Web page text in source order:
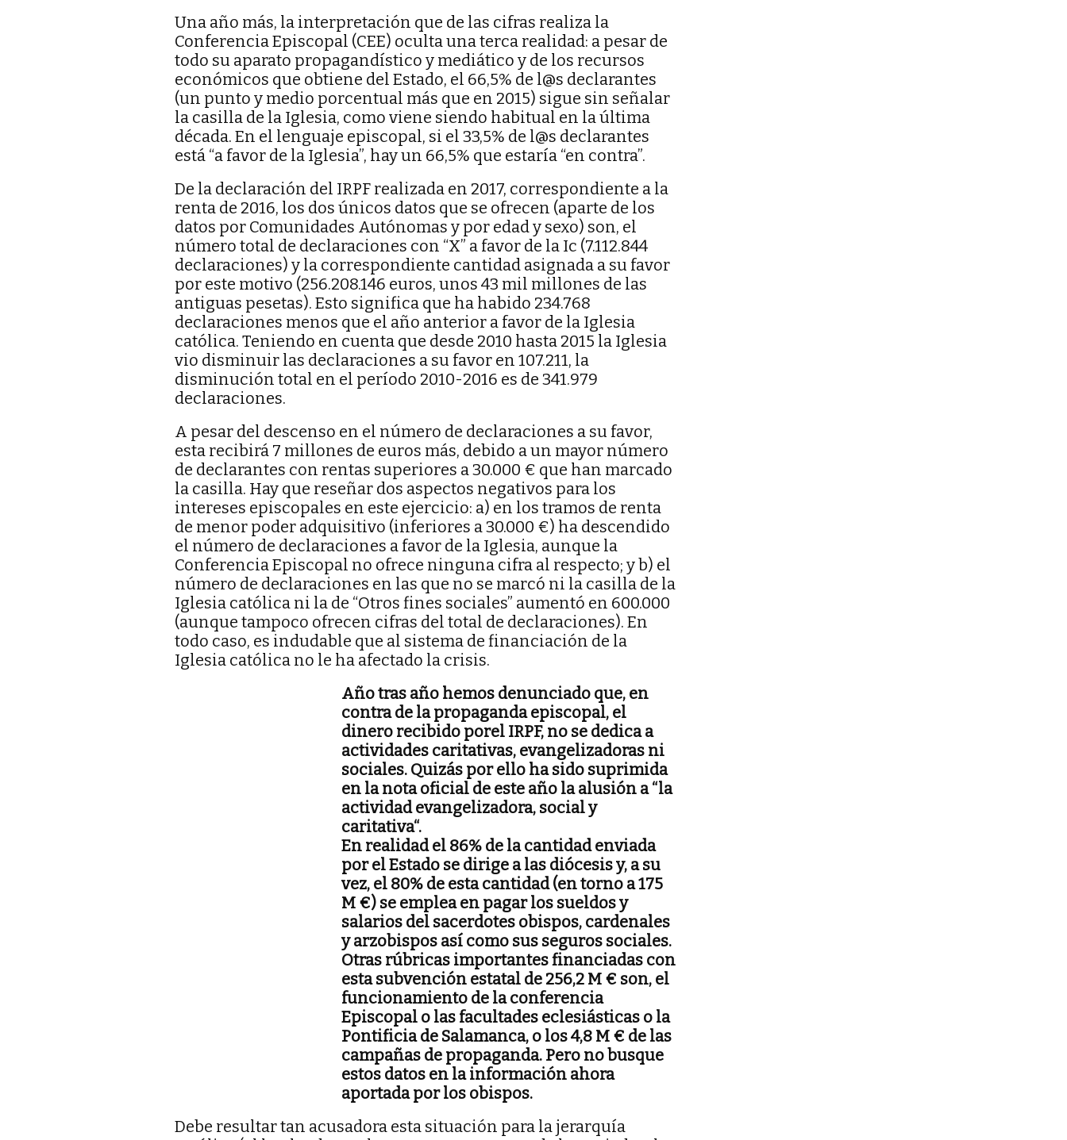
Una año más, la interpretación que de las cifras realiza la
Conferencia Episcopal (CEE) oculta una terca realidad: a pesar de
todo su aparato propagandístico y mediático y de los recursos
económicos que obtiene del Estado, el 66,5% de l@s declarantes
(un punto y medio porcentual más que en 2015) sigue sin señalar
la casilla de la Iglesia, como viene siendo habitual en la última
década. En el lenguaje episcopal, si el 33,5% de l@s declarantes
está “a favor de la Iglesia”, hay un 66,5% que estaría “en contra”.
De la declaración del IRPF realizada en 2017, correspondiente a la
renta de 2016, los dos únicos datos que se ofrecen (aparte de los
datos por Comunidades Autónomas y por edad y sexo) son, el
número total de declaraciones con “X” a favor de la Ic (7.112.844
declaraciones) y la correspondiente cantidad asignada a su favor
por este motivo (256.208.146 euros, unos 43 mil millones de las
antiguas pesetas). Esto significa que ha habido 234.768
declaraciones menos que el año anterior a favor de la Iglesia
católica. Teniendo en cuenta que desde 2010 hasta 2015 la Iglesia
vio disminuir las declaraciones a su favor en 107.211, la
disminución total en el período 2010-2016 es de 341.979
declaraciones.
A pesar del descenso en el número de declaraciones a su favor,
esta recibirá 7 millones de euros más, debido a un mayor número
de declarantes con rentas superiores a 30.000 € que han marcado
la casilla. Hay que reseñar dos aspectos negativos para los
intereses episcopales en este ejercicio: a) en los tramos de renta
de menor poder adquisitivo (inferiores a 30.000 €) ha descendido
el número de declaraciones a favor de la Iglesia, aunque la
Conferencia Episcopal no ofrece ninguna cifra al respecto; y b) el
número de declaraciones en las que no se marcó ni la casilla de la
Iglesia católica ni la de “Otros fines sociales” aumentó en 600.000
(aunque tampoco ofrecen cifras del total de declaraciones). En
todo caso, es indudable que al sistema de financiación de la
Iglesia católica no le ha afectado la crisis.
Año tras año hemos denunciado que, en
contra de la propaganda episcopal, el
dinero recibido porel IRPF, no se dedica a
actividades caritativas, evangelizadoras ni
sociales. Quizás por ello ha sido suprimida
en la nota oficial de este año la alusión a “la
actividad evangelizadora, social y
caritativa“.
En realidad el 86% de la cantidad enviada
por el Estado se dirige a las diócesis y, a su
vez, el 80% de esta cantidad (en torno a 175
M €) se emplea en pagar los sueldos y
salarios del sacerdotes obispos, cardenales
y arzobispos así como sus seguros sociales.
Otras rúbricas importantes financiadas con
esta subvención estatal de 256,2 M € son, el
funcionamiento de la conferencia
Episcopal o las facultades eclesiásticas o la
Pontificia de Salamanca, o los 4,8 M € de las
campañas de propaganda. Pero no busque
estos datos en la información ahora
aportada por los obispos.
Debe resultar tan acusadora esta situación para la jerarquía